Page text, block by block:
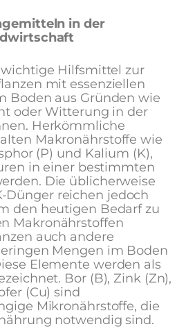
in der
Hilfsmittel zur
mit essenziellen
Boden aus Gründen wie
oder Witterung in der
Herkömmliche
Makronährstoffe wie
(P) und Kalium (K),
in einer bestimmten
Die üblicherweise
Dünger reichen jedoch
den heutigen Bedarf zu
Makronährstoffen
auch andere
Mengen im Boden
Elemente werden als
Bor (B), Zink (Zn),
(Cu) sind
Mikronährstoffe, die
notwendig sind.